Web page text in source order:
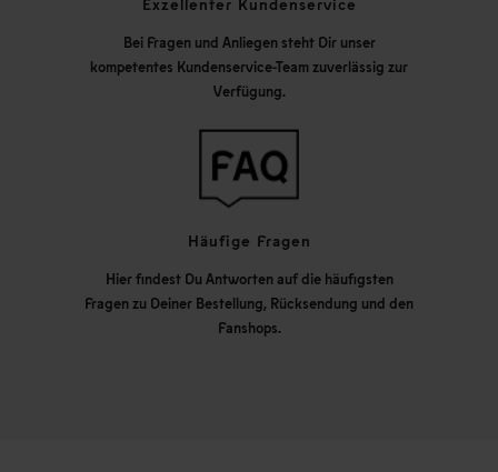
Exzellenter Kundenservice
Bei Fragen und Anliegen steht Dir unser
kompetentes Kundenservice-Team zuverlässig zur
Verfügung.
Häufige Fragen
Hier findest Du Antworten auf die häufigsten
Fragen zu Deiner Bestellung, Rücksendung und den
Fanshops.